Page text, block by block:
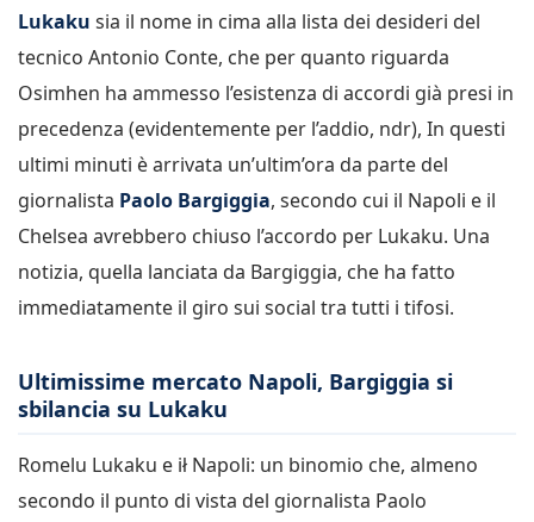
Lukaku sia il nome in cima alla lista dei desideri del
tecnico Antonio Conte, che per quanto riguarda
Osimhen ha ammesso l’esistenza di accordi già presi in
precedenza (evidentemente per l’addio, ndr), In questi
ultimi minuti è arrivata un’ultim’ora da parte del
giornalista Paolo Bargiggia, secondo cui il Napoli e il
Chelsea avrebbero chiuso l’accordo per Lukaku. Una
notizia, quella lanciata da Bargiggia, che ha fatto
immediatamente il giro sui social tra tutti i tifosi.
Ultimissime mercato Napoli, Bargiggia si
sbilancia su Lukaku
Romelu Lukaku e ił Napoli: un binomio che, almeno
secondo il punto di vista del giornalista Paolo